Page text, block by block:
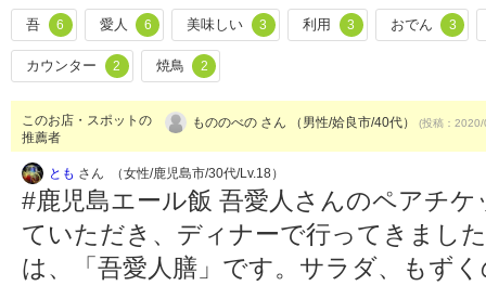
吾 6 愛人 6 美味しい 3 利用 3 おでん 3
カウンター 2 焼鳥 2
このお店・スポットの
推薦者
もののべの さん （男性/姶良市/40代） (投稿：
とも さん （女性/鹿児島市/30代/Lv.18）
#鹿児島エール飯 吾愛人さんのペアチ
ていただき、ディナーで行ってきまし
は、「吾愛人膳」です。サラダ、もず